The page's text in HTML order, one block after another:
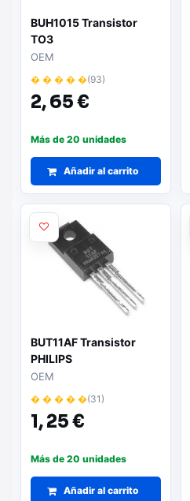
BUH1015 Transistor
TO3
OEM
� � � � �(93)
2,65 €
Más de 20 unidades
Añadir al carrito
BUT11AF Transistor
PHILIPS
OEM
� � � � �(31)
1,25 €
Más de 20 unidades
Añadir al carrito